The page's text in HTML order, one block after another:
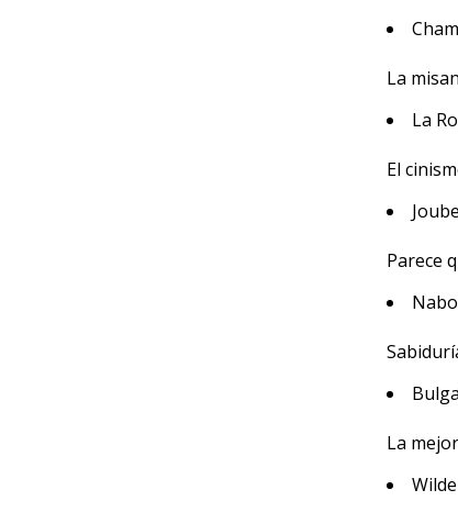
La
La
El
Parece
La